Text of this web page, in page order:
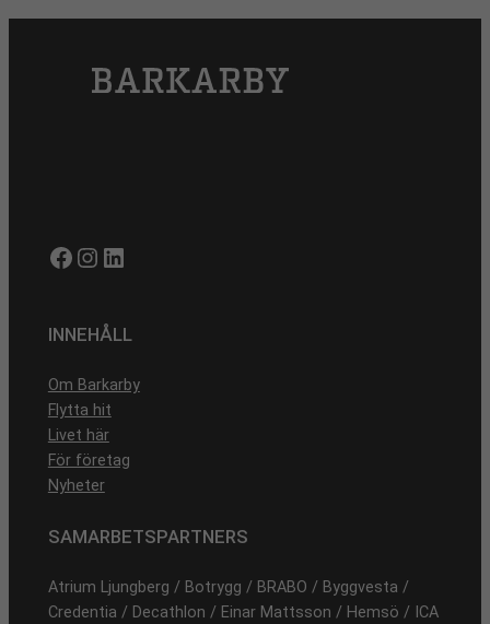
Facebook Instagram LinkedIn
INNEHÅLL
Om Barkarby
Flytta hit
Livet här
För företag
Nyheter
SAMARBETSPARTNERS
Atrium Ljungberg / Botrygg / BRABO / Byggvesta /
Credentia / Decathlon / Einar Mattsson / Hemsö / ICA